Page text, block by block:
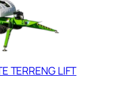
TERRENG LIFT